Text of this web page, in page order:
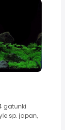
gatunki
sp. japan,